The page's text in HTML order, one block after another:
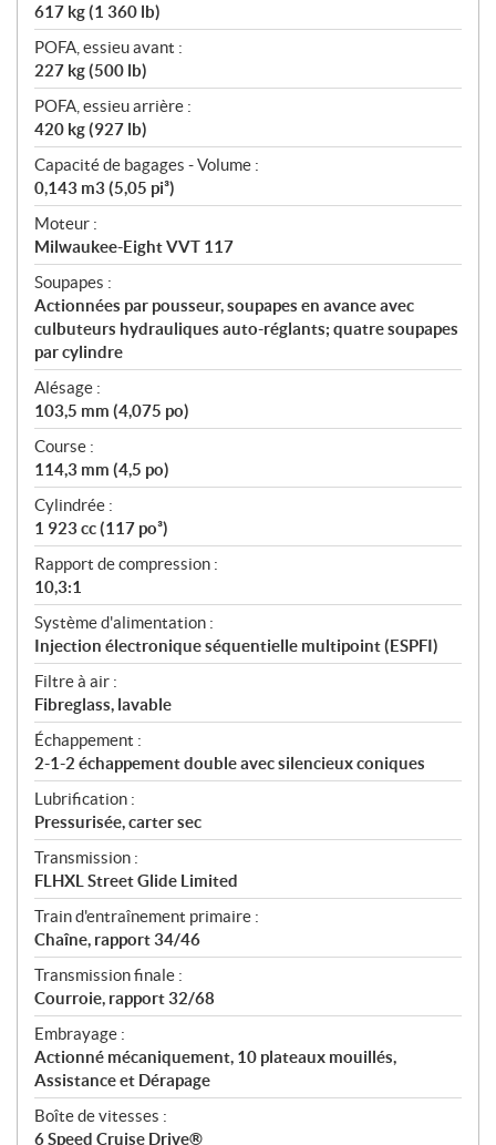
617 kg (1 360 lb)
POFA, essieu avant :
227 kg (500 lb)
POFA, essieu arrière :
420 kg (927 lb)
Capacité de bagages - Volume :
0,143 m3 (5,05 pi³)
Moteur :
Milwaukee-Eight VVT 117
Soupapes :
Actionnées par pousseur, soupapes en avance avec
culbuteurs hydrauliques auto-réglants; quatre soupapes
par cylindre
Alésage :
103,5 mm (4,075 po)
Course :
114,3 mm (4,5 po)
Cylindrée :
1 923 cc (117 po³)
Rapport de compression :
10,3:1
Système d'alimentation :
Injection électronique séquentielle multipoint (ESPFI)
Filtre à air :
Fibreglass, lavable
Échappement :
2-1-2 échappement double avec silencieux coniques
Lubrification :
Pressurisée, carter sec
Transmission :
FLHXL Street Glide Limited
Train d'entraînement primaire :
Chaîne, rapport 34/46
Transmission finale :
Courroie, rapport 32/68
Embrayage :
Actionné mécaniquement, 10 plateaux mouillés,
Assistance et Dérapage
Boîte de vitesses :
6 Speed Cruise Drive®